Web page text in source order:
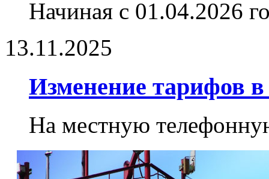
Начиная с 01.04.2026
13.11.2025
Изменение тарифов в
На местную